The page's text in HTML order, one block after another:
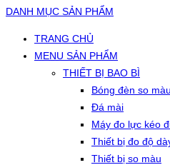
DANH MỤC SẢN PHẨM
TRANG CHỦ
MENU SẢN PHẨM
THIẾT BỊ BAO BÌ
Bóng đèn so màu
Đá mài
Máy đo lực kéo
Thiết bị đo độ
Thiết bị so màu